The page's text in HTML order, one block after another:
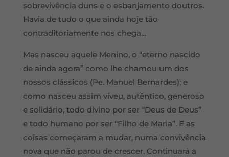
sobrevivência duns e o esbanjamento doutros.
Havia de tudo o que ainda hoje tão
contraditoriamente nos chega…
Mas nasceu aquele Menino, o “eterno nascido
de ainda agora” como lhe chamou um dos
nossos clássicos (Pe. Manuel Bernardes); e
como nasceu assim viveu, autêntico, generoso
e solidário, todo divino por ser “Deus de Deus”
e todo humano por ser “Filho de Maria”. E as
coisas começaram a mudar, numa convivência
nova que não parou de crescer. Continuará a